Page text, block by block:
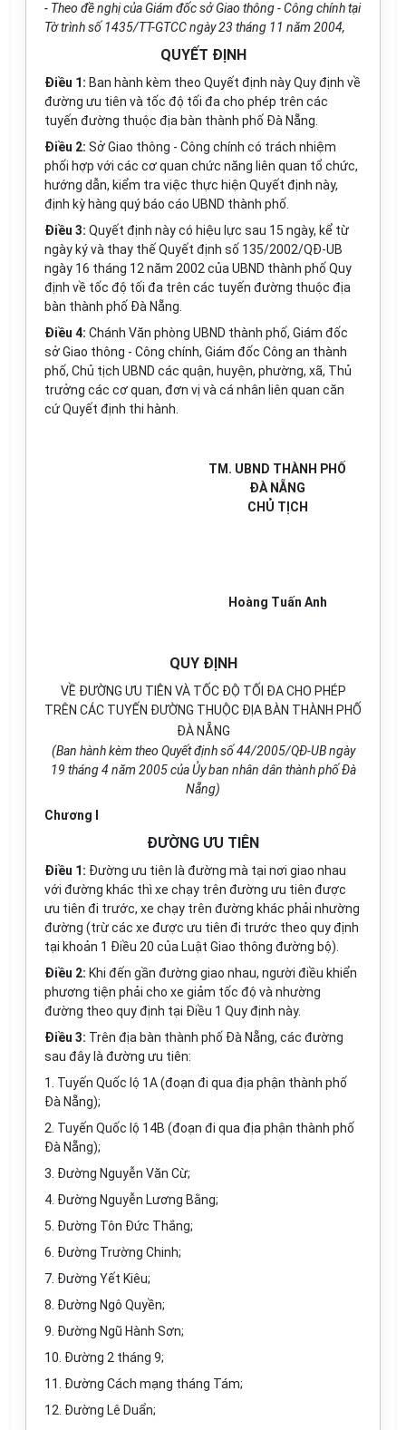
- Theo đề nghị của Giám đốc sở Giao thông - Công chính tại
Tờ trình số 1435/TT-GTCC ngày 23 tháng 11 năm 2004,
QUYẾT ĐỊNH
Điều 1: Ban hành kèm theo Quyết định này Quy định về
đường ưu tiên và tốc độ tối đa cho phép trên các
tuyến đường thuộc địa bàn thành phố Đà Nẵng.
Điều 2: Sở Giao thông - Công chính có trách nhiệm
phối hợp với các cơ quan chức năng liên quan tổ chức,
hướng dẫn, kiểm tra việc thực hiện Quyết định này,
định kỳ hàng quý báo cáo UBND thành phố.
Điều 3: Quyết định này có hiệu lực sau 15 ngày, kể từ
ngày ký và thay thế Quyết định số 135/2002/QĐ-UB
ngày 16 tháng 12 năm 2002 của UBND thành phố Quy
định về tốc độ tối đa trên các tuyến đường thuộc địa
bàn thành phố Đà Nẵng.
Điều 4: Chánh Văn phòng UBND thành phố, Giám đốc
sở Giao thông - Công chính, Giám đốc Công an thành
phố, Chủ tịch UBND các quận, huyện, phường, xã, Thủ
trưởng các cơ quan, đơn vị và cá nhân liên quan căn
cứ Quyết định thi hành.
TM. UBND THÀNH PHỐ
ĐÀ NẴNG
CHỦ TỊCH
Hoàng Tuấn Anh
QUY ĐỊNH
VỀ ĐƯỜNG ƯU TIÊN VÀ TỐC ĐỘ TỐI ĐA CHO PHÉP
TRÊN CÁC TUYẾN ĐƯỜNG THUỘC ĐỊA BÀN THÀNH PHỐ
ĐÀ NẴNG
(Ban hành kèm theo Quyết định số 44/2005/QĐ-UB ngày
19 tháng 4 năm 2005 của Ủy ban nhân dân thành phố Đà
Nẵng)
Chương I
ĐƯỜNG ƯU TIÊN
Điều 1: Đường ưu tiên là đường mà tại nơi giao nhau
với đường khác thì xe chạy trên đường ưu tiên được
ưu tiên đi trước, xe chạy trên đường khác phải nhường
đường (trừ các xe được ưu tiên đi trước theo quy định
tại khoản 1 Điều 20 của Luật Giao thông đường bộ).
Điều 2: Khi đến gần đường giao nhau, người điều khiển
phương tiện phải cho xe giảm tốc độ và nhường
đường theo quy định tại Điều 1 Quy định này.
Điều 3: Trên địa bàn thành phố Đà Nẵng, các đường
sau đây là đường ưu tiên:
1. Tuyến Quốc lộ 1A (đoạn đi qua địa phận thành phố
Đà Nẵng);
2. Tuyến Quốc lộ 14B (đoạn đi qua địa phận thành phố
Đà Nẵng);
3. Đường Nguyễn Văn Cừ;
4. Đường Nguyễn Lương Bằng;
5. Đường Tôn Đức Thắng;
6. Đường Trường Chinh;
7. Đường Yết Kiêu;
8. Đường Ngô Quyền;
9. Đường Ngũ Hành Sơn;
10. Đường 2 tháng 9;
11. Đường Cách mạng tháng Tám;
12. Đường Lê Duẩn;